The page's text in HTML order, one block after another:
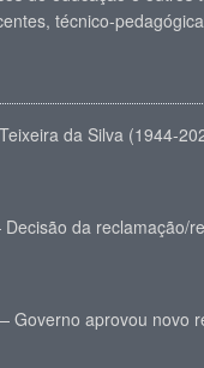
técnico-
da Silva (1944-
da reclamação/
Governo aprovou novo